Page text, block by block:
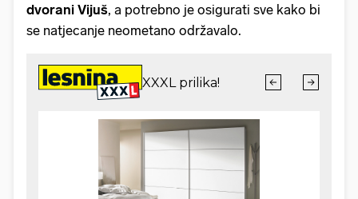
dvorani Vijuš, a potrebno je osigurati sve kako bi
se natjecanje neometano održavalo.